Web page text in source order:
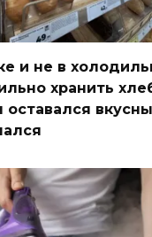
и не в
хранить
оставался